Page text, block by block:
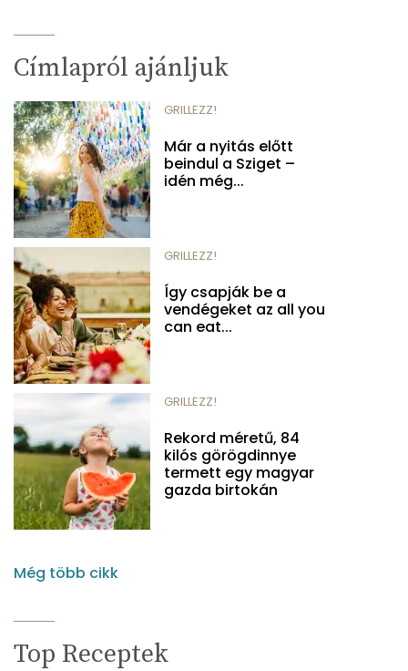
Címlapról ajánljuk
GRILLEZZ!
Már a nyitás előtt
beindul a Sziget –
idén még...
GRILLEZZ!
Így csapják be a
vendégeket az all you
can eat...
GRILLEZZ!
Rekord méretű, 84
kilós görögdinnye
termett egy magyar
gazda birtokán
Még több cikk
Top Receptek